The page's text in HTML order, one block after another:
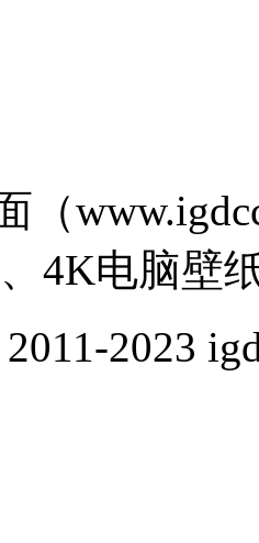
（
4K电脑壁
2023